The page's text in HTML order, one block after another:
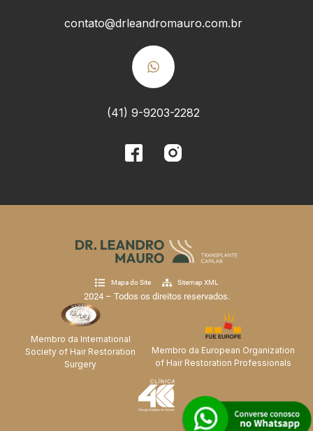
contato@drleandromauro.com.br
(41) 9-9203-2282
Mapa do Site Sitemap XML
2024 – Todos os direitos reservados.
Membro da International
Society of Hair Restoration
Surgery
Membro da European Organization
of Hair Restoration Professionals